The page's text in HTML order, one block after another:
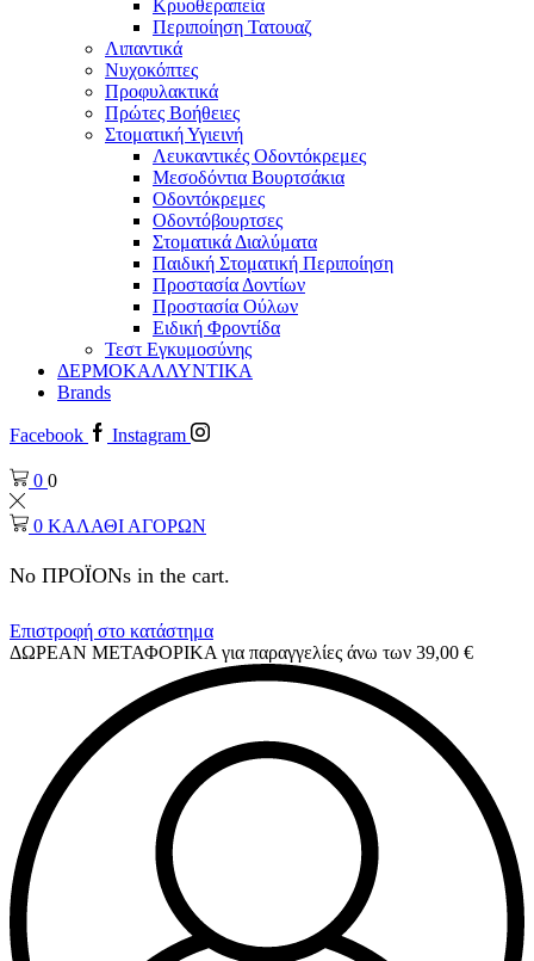
Κρυοθεραπεία
Περιποίηση Τατουαζ
Λιπαντικά
Νυχοκόπτες
Προφυλακτικά
Πρώτες Βοήθειες
Στοματική Υγιεινή
Λευκαντικές Οδοντόκρεμες
Μεσοδόντια Βουρτσάκια
Οδοντόκρεμες
Οδοντόβουρτσες
Στοματικά Διαλύματα
Παιδική Στοματική Περιποίηση
Προστασία Δοντίων
Προστασία Ούλων
Ειδική Φροντίδα
Τεστ Εγκυμοσύνης
ΔΕΡΜΟΚΑΛΛΥΝΤΙΚΑ
Brands
Facebook Instagram
0 0
0 ΚΑΛΑΘΙ ΑΓΟΡΩΝ
No ΠΡΟΪΟΝs in the cart.
Επιστροφή στο κατάστημα
ΔΩΡΕΑΝ ΜΕΤΑΦΟΡΙΚΑ για παραγγελίες άνω των 39,00 €